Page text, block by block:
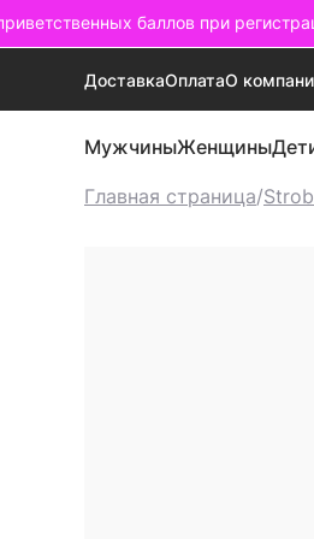
баллов при
ДоставкаОплатаО
МужчиныЖенщины
Главная страница/